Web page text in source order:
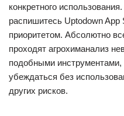
конкретного
распишитесь Uptodown
приоритетом. Абсолютно
проходят агрохиманализ
подобными инструментами,
убеждаться без
других рисков.